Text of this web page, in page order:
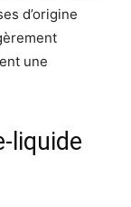
d’origine
une
liquide